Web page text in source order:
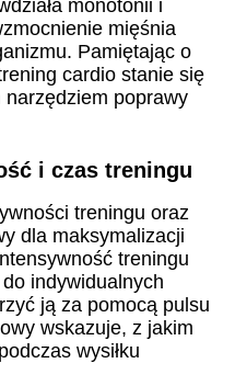
monotonii i
mięśnia
Pamiętając o
cardio stanie się
poprawy
i czas treningu
treningu oraz
dla maksymalizacji
treningu
indywidualnych
ją za pomocą pulsu
wskazuje, z jakim
wysiłku